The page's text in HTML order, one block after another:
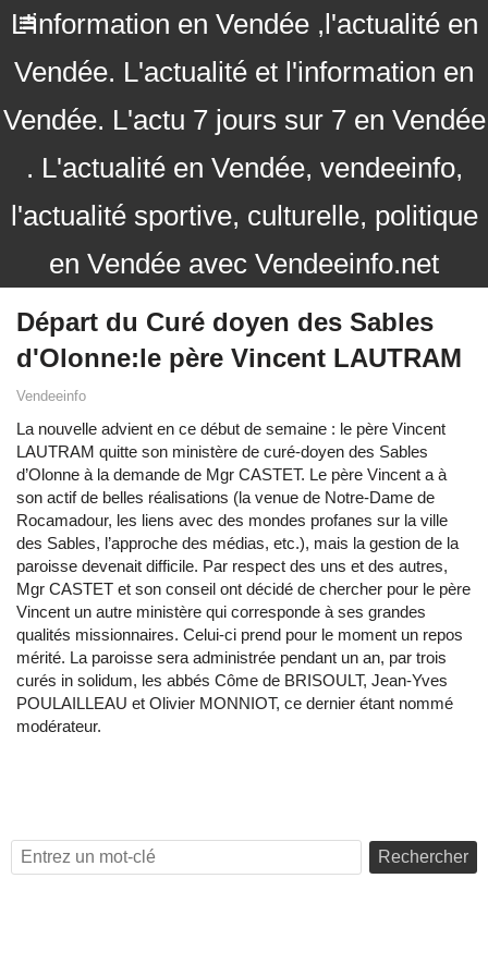
L'information en Vendée ,l'actualité en
Vendée. L'actualité et l'information en
Vendée. L'actu 7 jours sur 7 en Vendée
. L'actualité en Vendée, vendeeinfo,
l'actualité sportive, culturelle, politique
en Vendée avec Vendeeinfo.net
Départ du Curé doyen des Sables
d'Olonne:le père Vincent LAUTRAM
Vendeeinfo
La nouvelle advient en ce début de semaine : le père Vincent
LAUTRAM quitte son ministère de curé-doyen des Sables
d’Olonne à la demande de Mgr CASTET. Le père Vincent a à
son actif de belles réalisations (la venue de Notre-Dame de
Rocamadour, les liens avec des mondes profanes sur la ville
des Sables, l’approche des médias, etc.), mais la gestion de la
paroisse devenait difficile. Par respect des uns et des autres,
Mgr CASTET et son conseil ont décidé de chercher pour le père
Vincent un autre ministère qui corresponde à ses grandes
qualités missionnaires. Celui-ci prend pour le moment un repos
mérité. La paroisse sera administrée pendant un an, par trois
curés in solidum, les abbés Côme de BRISOULT, Jean-Yves
POULAILLEAU et Olivier MONNIOT, ce dernier étant nommé
modérateur.
Rechercher